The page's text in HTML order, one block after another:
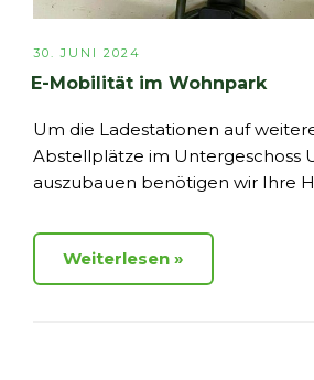
VERÖFFENTLICHT
30. JUNI 2024
E-Mobilität im Wohnpark
Um die Ladestationen auf
Abstellplätze im Untergeschoss
auszubauen benötigen wir Ihre
Weiterlesen